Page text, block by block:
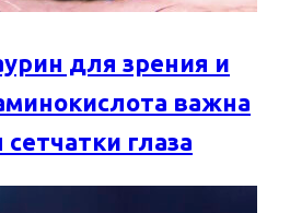
для зрения и
важна
глаза